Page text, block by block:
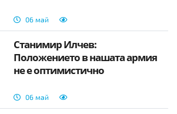
06 май
Станимир Илчев:
Положението в нашата армия
не е оптимистично
06 май